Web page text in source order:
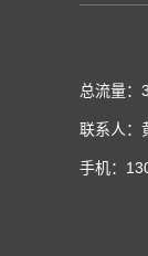
总流量：
联系人：
手机：